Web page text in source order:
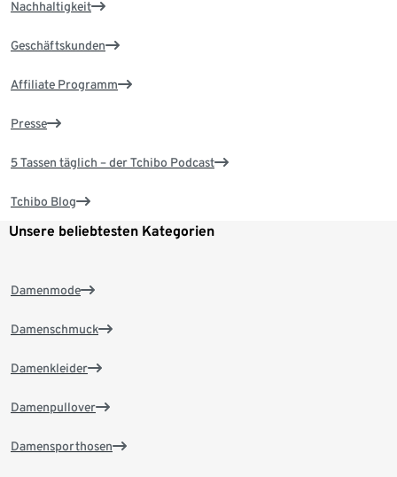
Nachhaltigkeit
Geschäftskunden
Affiliate Programm
Presse
5 Tassen täglich – der Tchibo Podcast
Tchibo Blog
Unsere beliebtesten Kategorien
Damenmode
Damenschmuck
Damenkleider
Damenpullover
Damensporthosen